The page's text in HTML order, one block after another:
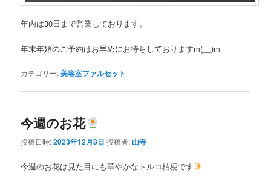
年内は30日まで営業しております。
年末年始のご予約はお早めにお待ちしておりますm(__)m
カテゴリー:美容室ファルセット
今週のお花
投稿日時:2023年12月8日 投稿者: 山寺
今週のお花は見た目にも華やかなトルコ桔梗です